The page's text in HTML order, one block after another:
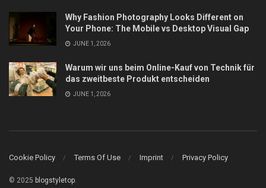
Why Fashion Photography Looks Different on
Your Phone: The Mobile vs Desktop Visual Gap
JUNE 1, 2026
Warum wir uns beim Online-Kauf von Technik für
das zweitbeste Produkt entscheiden
JUNE 1, 2026
Cookie Policy Terms Of Use Imprint Privacy Policy
© 2025 blogstyletop.